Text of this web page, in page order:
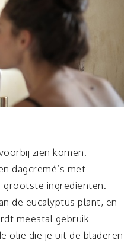
zien komen.
dagcremé’s met
grootste ingrediënten.
de eucalyptus plant, en
meestal gebruik
olie die je uit de bladeren